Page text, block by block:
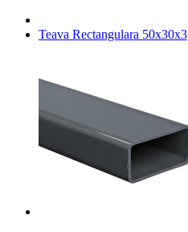
Teava Rectangulara 50x30x3